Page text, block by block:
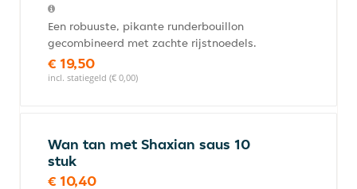
Een robuuste, pikante runderbouillon
gecombineerd met zachte rijstnoedels.
€ 19,50
incl. statiegeld (€ 0,00)
Wan tan met Shaxian saus 10
stuk
€ 10,40